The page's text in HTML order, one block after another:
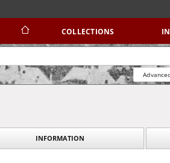
COLLECTIONS
INFORMATION